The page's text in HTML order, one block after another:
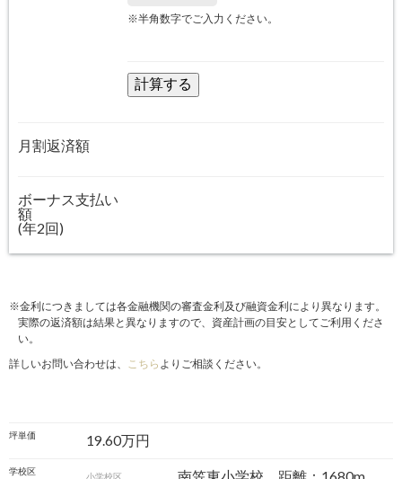
※半角数字でご入力ください。
月割返済額
ボーナス支払い
額
(年2回)
※金利につきましては各金融機関の審査金利及び融資金利により異なります。
実際の返済額は結果と異なりますので、資産計画の目安としてご利用くださ
い。
詳しいお問い合わせは、 こちら よりご相談ください。
坪単価 19.60万円
学校区 小学校区